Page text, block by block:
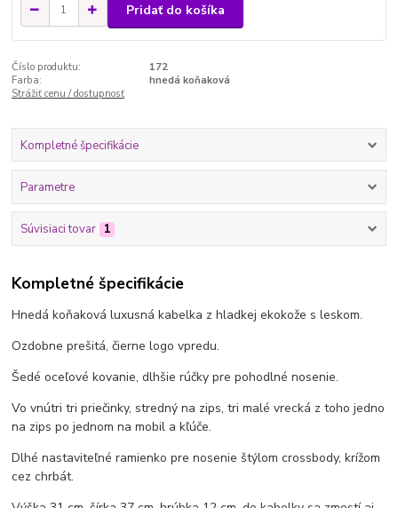
Pridať do košíka
Číslo produktu:
172
Farba:
hnedá koňaková
Strážiť cenu / dostupnosť
Kompletné špecifikácie
Parametre
Súvisiaci tovar 1
Kompletné špecifikácie
Hnedá koňaková luxusná kabelka z hladkej ekokože s leskom.
Ozdobne prešitá, čierne logo vpredu.
Šedé oceľové kovanie, dlhšie rúčky pre pohodlné nosenie.
Vo vnútri tri priečinky, stredný na zips, tri malé vrecká z toho jedno
na zips po jednom na mobil a kľúče.
Dlhé nastaviteľné ramienko pre nosenie štýlom crossbody, krížom
cez chrbát.